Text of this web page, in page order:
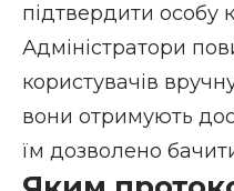
підтвердити особу
Адміністратори
користувачів
вони отримують
їм дозволено